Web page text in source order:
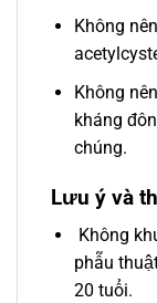
Không
Không
kháng
chúng.
Lưu ý và
Không
phẫu
20 tuổi.